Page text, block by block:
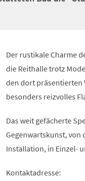
Der rustikale Charme
die Reithalle trotz
den dort präsentierten
besonders reizvolles
Das weit gefächerte
Gegenwartskunst, von
Installation, in Einzel-
Kontaktadresse: